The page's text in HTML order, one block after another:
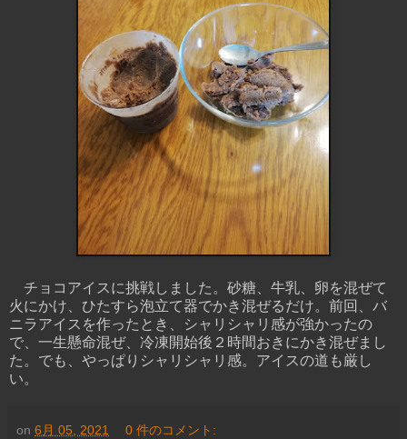
チョコアイスに挑戦しました。砂糖、牛乳、卵を混ぜて
火にかけ、ひたすら泡立て器でかき混ぜるだけ。前回、バ
ニラアイスを作ったとき、シャリシャリ感が強かったの
で、一生懸命混ぜ、冷凍開始後２時間おきにかき混ぜまし
た。でも、やっぱりシャリシャリ感。アイスの道も厳し
い。
on 6月 05, 2021 0 件のコメント: